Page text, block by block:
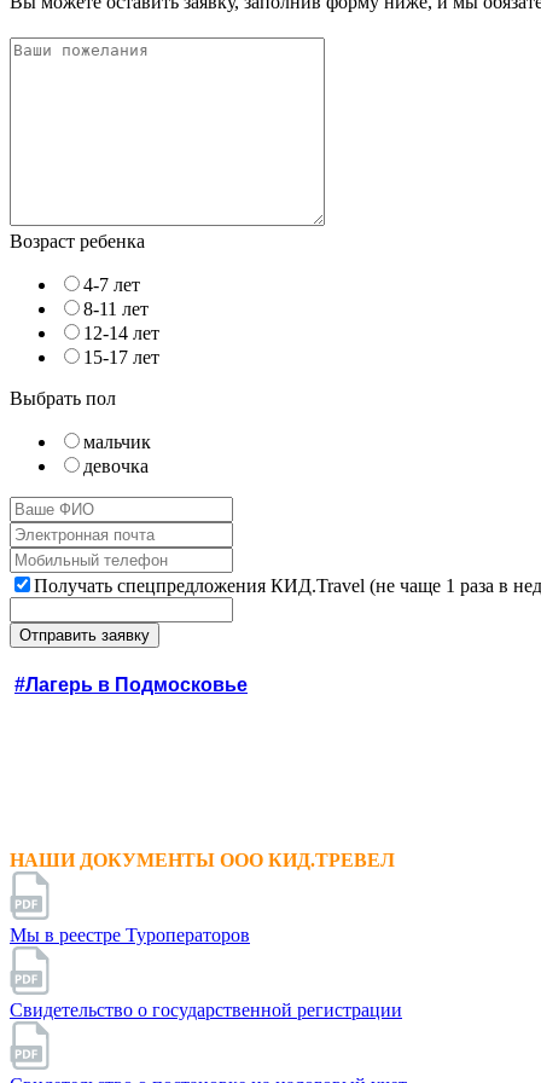
Возраст ребенка
4-7 лет
8-11 лет
12-14 лет
15-17 лет
Выбрать пол
мальчик
девочка
Получать спецпредложения КИД.Travel (не чаще 1 раза в
#Лагерь в Подмосковье
НАШИ ДОКУМЕНТЫ ООО КИД.ТРЕВЕЛ
Мы в реестре Туроператоров
Свидетельство о государственной регистрации